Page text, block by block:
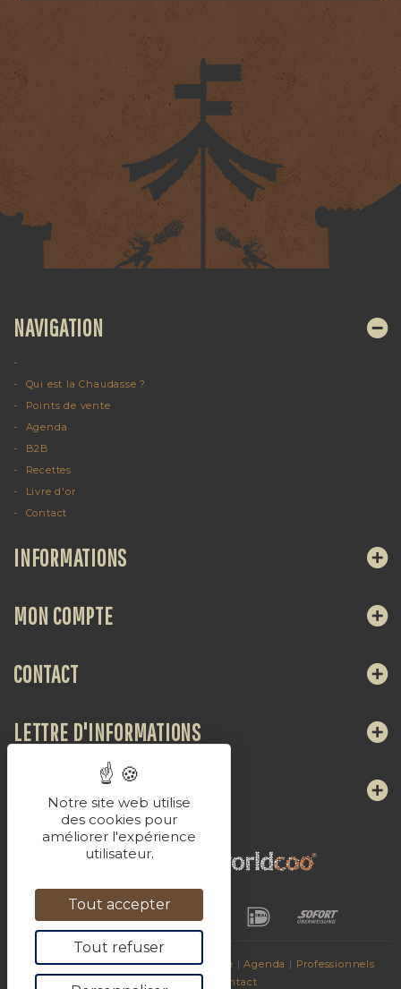
NAVIGATION
Qui est la Chaudasse ?
Points de vente
Agenda
B2B
Recettes
Livre d'or
Contact
INFORMATIONS
© 2017Les Breuvages de La Chaudasse |Agenda | Professionnels
|
Contact
MON COMPTE
CONTACT
LETTRE D'INFORMATIONS
NOUS SUIVRE
Notre site web utilise
des cookies pour
améliorer l'expérience
utilisateur.
Tout accepter
Tout refuser